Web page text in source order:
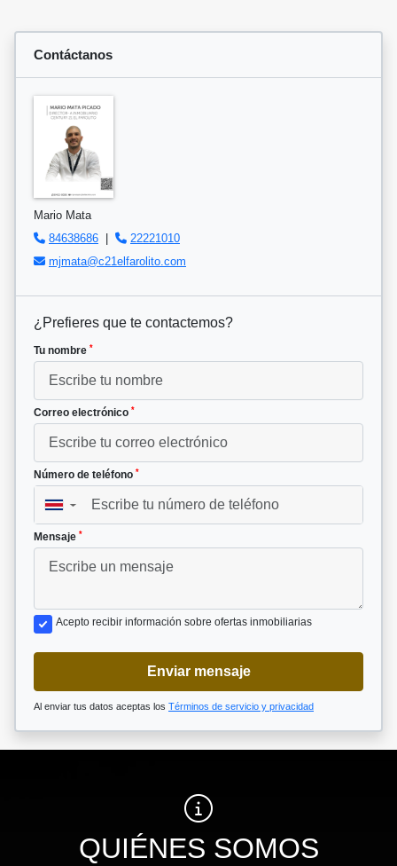
Contáctanos
Mario Mata
84638686
22221010
mjmata@c21elfarolito.com
¿Prefieres que te contactemos?
Tu nombre *
Correo electrónico *
Número de teléfono *
▼
Mensaje *
Acepto recibir información sobre ofertas inmobiliarias
Enviar mensaje
Al enviar tus datos aceptas los Términos de servicio y privacidad
QUIÉNES SOMOS